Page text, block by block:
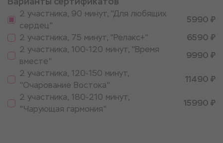
2 участника, 90 минут, "Для любящих
сердец"
5990 ₽
2 участника, 75 минут, "Релакс+"
6590 ₽
2 участника, 100-120 минут, "Время
вместе"
9990 ₽
2 участника, 120-150 минут,
"Очарование Востока"
11490 ₽
2 участника, 180-210 минут,
"Чарующая гармония"
15990 ₽